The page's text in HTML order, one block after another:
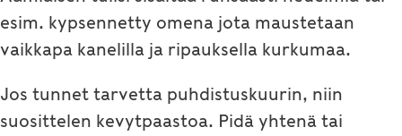
esim. kypsennetty omena jota maustetaan
vaikkapa kanelilla ja ripauksella kurkumaa.
Jos tunnet tarvetta puhdistuskuurin, niin
suosittelen kevytpaastoa. Pidä yhtenä tai